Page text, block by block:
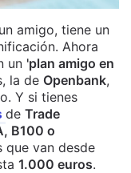
amigo, tiene un
Ahora
un 'plan amigo en
la de Openbank,
Y si tienes
de Trade
B100 o
que van desde
1.000 euros.